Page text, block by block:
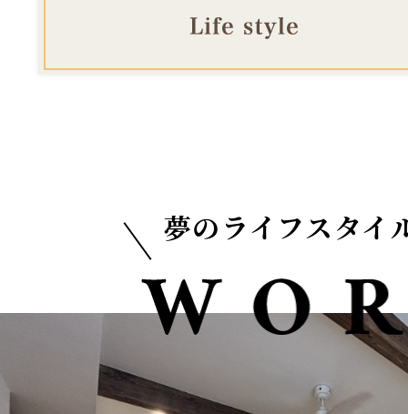
夢のライフスタイ